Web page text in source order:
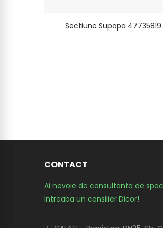
Sectiune Supapa 47735819
CONTACT
Ai nevoie de consultanta de
Intreaba un consilier Dicor!